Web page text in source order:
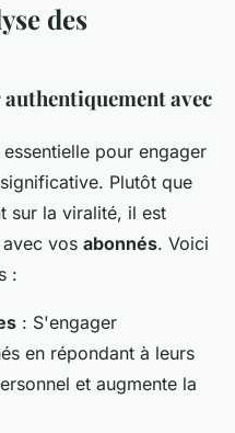
des
avec
pour engager
Plutôt que
sur la viralité, il est
vos abonnés. Voici
:
: S'engager
en répondant à leurs
et augmente la